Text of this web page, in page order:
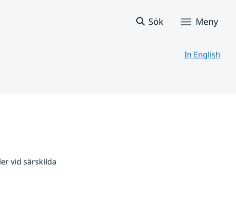
Sök Meny
In English
vid särskilda